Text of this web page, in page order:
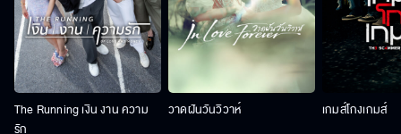
The Running เงิน งาน ความ
รัก
วาดฝันวันวิวาห์ เกมส์โกงเกมส์